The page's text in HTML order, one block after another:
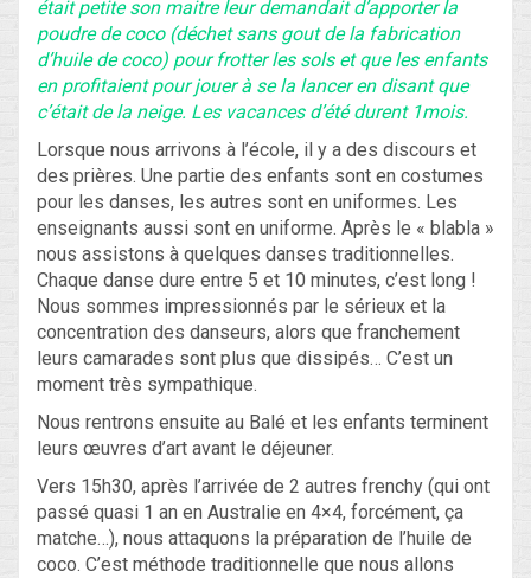
était petite son maitre leur demandait d’apporter la
poudre de coco (déchet sans gout de la fabrication
d’huile de coco) pour frotter les sols et que les enfants
en profitaient pour jouer à se la lancer en disant que
c’était de la neige. Les vacances d’été durent 1mois.
Lorsque nous arrivons à l’école, il y a des discours et
des prières. Une partie des enfants sont en costumes
pour les danses, les autres sont en uniformes. Les
enseignants aussi sont en uniforme. Après le « blabla »
nous assistons à quelques danses traditionnelles.
Chaque danse dure entre 5 et 10 minutes, c’est long !
Nous sommes impressionnés par le sérieux et la
concentration des danseurs, alors que franchement
leurs camarades sont plus que dissipés… C’est un
moment très sympathique.
Nous rentrons ensuite au Balé et les enfants terminent
leurs œuvres d’art avant le déjeuner.
Vers 15h30, après l’arrivée de 2 autres frenchy (qui ont
passé quasi 1 an en Australie en 4×4, forcément, ça
matche…), nous attaquons la préparation de l’huile de
coco. C’est méthode traditionnelle que nous allons